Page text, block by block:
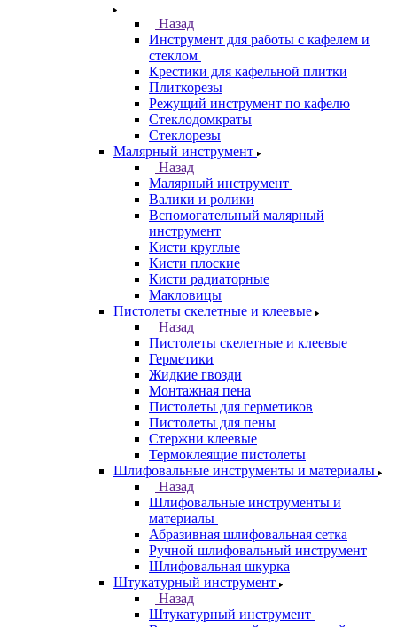
Назад
Инструмент для работы с кафелем и
стеклом
Крестики для кафельной плитки
Плиткорезы
Режущий инструмент по кафелю
Стеклодомкраты
Стеклорезы
Малярный инструмент
Назад
Малярный инструмент
Валики и ролики
Вспомогательный малярный
инструмент
Кисти круглые
Кисти плоские
Кисти радиаторные
Макловицы
Пистолеты скелетные и клеевые
Назад
Пистолеты скелетные и клеевые
Герметики
Жидкие гвозди
Монтажная пена
Пистолеты для герметиков
Пистолеты для пены
Стержни клеевые
Термоклеящие пистолеты
Шлифовальные инструменты и материалы
Назад
Шлифовальные инструменты и
материалы
Абразивная шлифовальная сетка
Ручной шлифовальный инструмент
Шлифовальная шкурка
Штукатурный инструмент
Назад
Штукатурный инструмент